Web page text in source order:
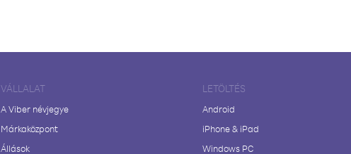
VÁLLALAT
A Viber névjegye
Márkaközpont
Állások
LETÖLTÉS
Android
iPhone & iPad
Windows PC